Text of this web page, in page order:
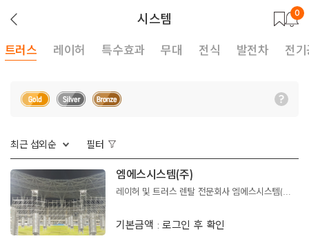
시스템
뒤
로
기
0
트러스 레이허 특수효과 무대 전식 발전차 전
최근 섭외순 필터
엠에스시스템(주)
레이허 및 트러스 렌탈 전문회사 엠에스시스템(주)입니다.
기본금액 : 로그인 후 확인